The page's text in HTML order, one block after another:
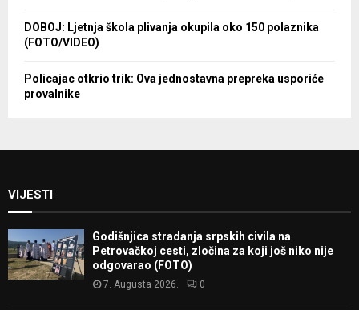
DOBOJ: Ljetnja škola plivanja okupila oko 150 polaznika
(FOTO/VIDEO)
Policajac otkrio trik: Ova jednostavna prepreka usporiće
provalnike
VIJESTI
Godišnjica stradanja srpskih civila na
Petrovačkoj cesti, zločina za koji još niko nije
odgovarao (FOTO)
7. Augusta 2026. 0